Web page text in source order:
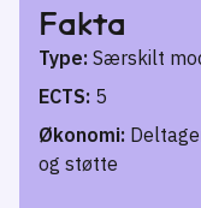
Fakta
Type: Særskilt
ECTS: 5
Økonomi:
og støtte